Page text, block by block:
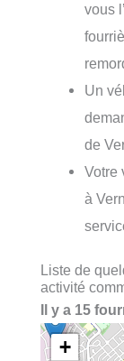
vous
Un
de
Votre
à
Liste de
activité
Il y a 15
+